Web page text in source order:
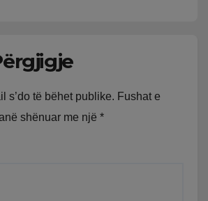
s’do të bëhet publike. Fushat e
shënuar me një *